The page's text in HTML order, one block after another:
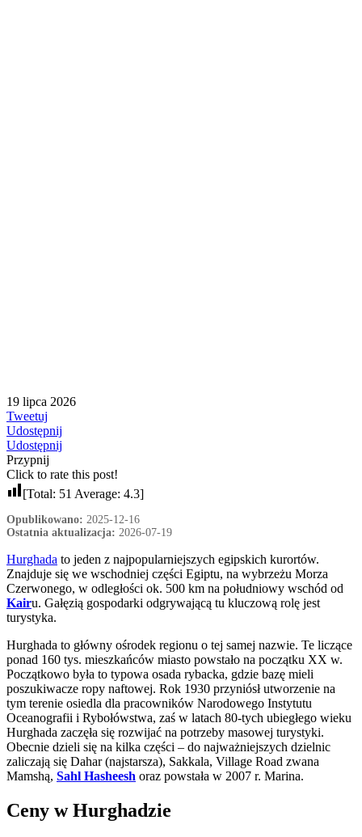
19 lipca 2026
Tweetuj
Udostępnij
Udostępnij
Przypnij
Click to rate this post!
[Total: 51 Average: 4.3]
Opublikowano: 2025-12-16
Ostatnia aktualizacja: 2026-07-19
Hurghada to jeden z najpopularniejszych egipskich kurortów.
Znajduje się we wschodniej części Egiptu, na wybrzeżu Morza
Czerwonego, w odległości ok. 500 km na południowy wschód od
Kairu. Gałęzią gospodarki odgrywającą tu kluczową rolę jest
turystyka.
Hurghada to główny ośrodek regionu o tej samej nazwie. Te liczące
ponad 160 tys. mieszkańców miasto powstało na początku XX w.
Początkowo była to typowa osada rybacka, gdzie bazę mieli
poszukiwacze ropy naftowej. Rok 1930 przyniósł utworzenie na
tym terenie osiedla dla pracowników Narodowego Instytutu
Oceanografii i Rybołówstwa, zaś w latach 80-tych ubiegłego wieku
Hurghada zaczęła się rozwijać na potrzeby masowej turystyki.
Obecnie dzieli się na kilka części – do najważniejszych dzielnic
zaliczają się Dahar (najstarsza), Sakkala, Village Road zwana
Mamshą, Sahl Hasheesh oraz powstała w 2007 r. Marina.
Ceny w Hurghadzie